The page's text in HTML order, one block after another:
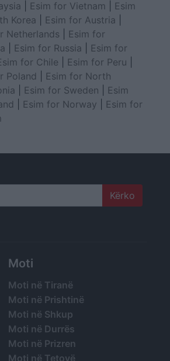
Esim for Vietnam
Esim
Korea
Esim for Austria
Netherlands
Esim for
Esim for Russia
Esim for
for Chile Esim for Peru
Poland
Esim for North
Esim for Sweden
Esim
Esim for Norway
Esim for
Moti
Moti në Tiranë
Moti në Prishtinë
Moti në Shkup
Moti në Durrës
Moti në Prizren
Moti në Tetovë